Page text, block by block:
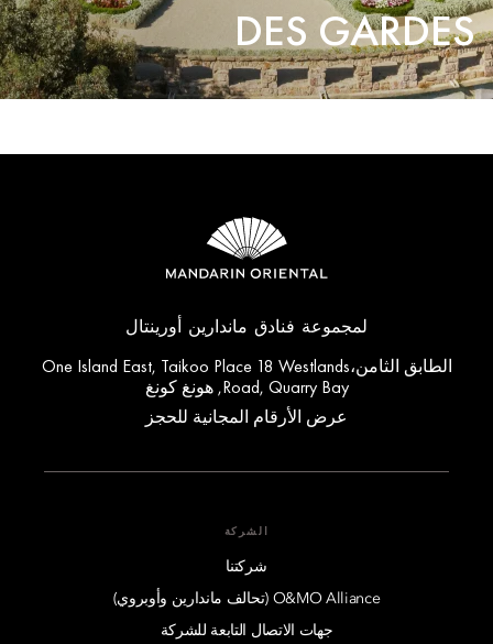
DES GARDES
لمجموعة فنادق ماندارين أورينتال
الطابق الثامن،One Island East, Taikoo Place 18 Westlands
Road, Quarry Bay, هونغ كونغ
عرض الأرقام المجانية للحجز
الشركة
شركتنا
O&MO Alliance (تحالف ماندارين وأوبروي)
جهات الاتصال التابعة للشركة